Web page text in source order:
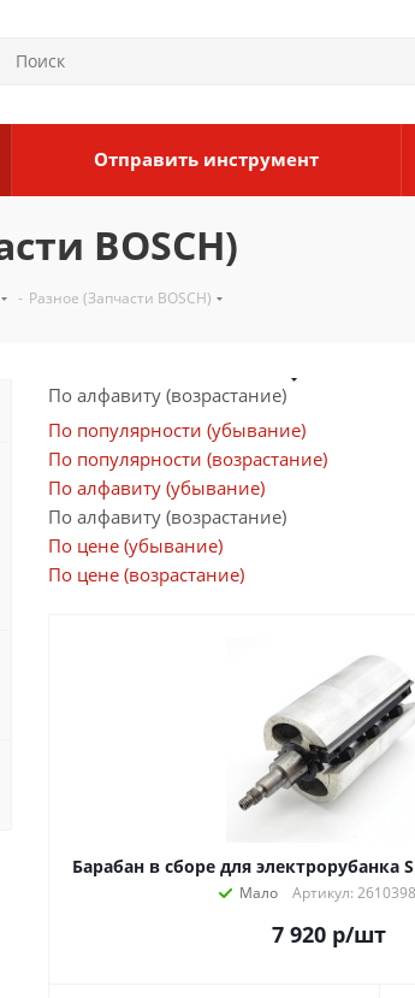
Отправить инструмент
BOSCH)
- Разное (Запчасти BOSCH)
По алфавиту (возрастание)
По популярности (убывание)
По популярности (возрастание)
По алфавиту (убывание)
По алфавиту (возрастание)
По цене (убывание)
По цене (возрастание)
Барабан в сборе для электрорубанка
Мало Артикул:
7 920р/шт